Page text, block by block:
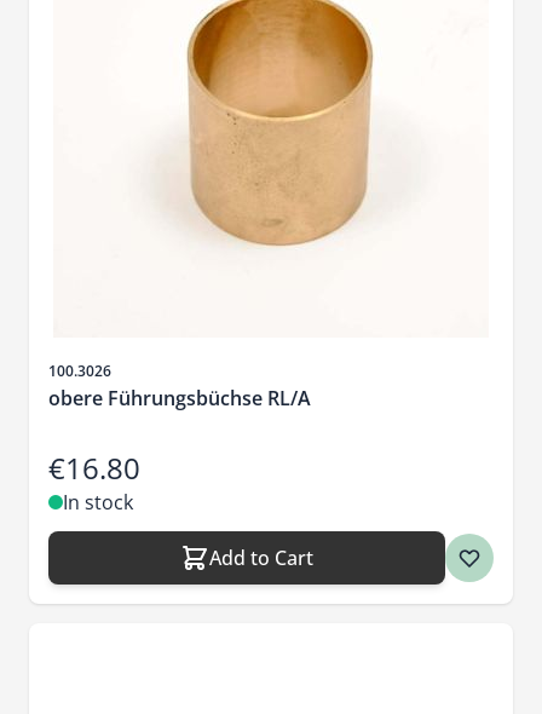
Sku
100.3026
obere Führungsbüchse RL/A
€16.80
In stock
Add to Cart